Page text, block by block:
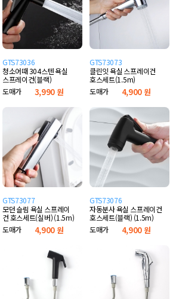
GTS73036
청소어때 304스텐 욕실
스프레이건(블랙)
도매가
3,990 원
GTS73073
클린잇 욕실 스프레이건
호스세트(1.5m)
도매가
4,900 원
GTS73077
모던 슬림 욕실 스프레이
건 호스세트(실버) (1.5m)
도매가
4,900 원
GTS73076
자동분사 욕실 스프레이건
호스세트(블랙) (1.5m)
도매가
4,900 원